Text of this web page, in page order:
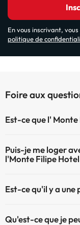
En vous inscrivant,
politique de
Foire aux
Est-ce que l'
Puis-je me loger
l'Monte Filipe Hotel
admis.
Est-ce qu'il y a une
plus d'info sur la
Qu'est-ce que je